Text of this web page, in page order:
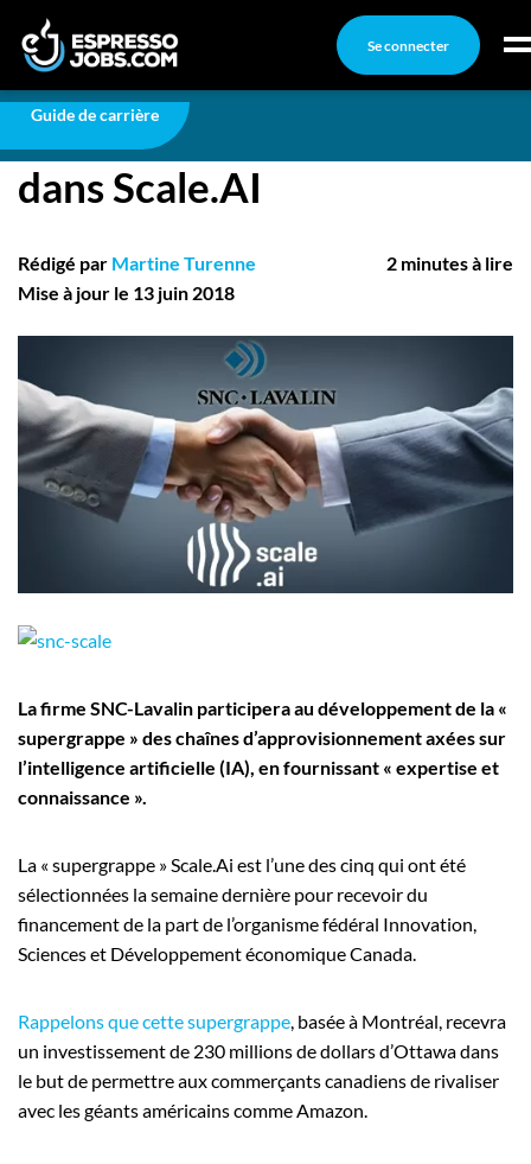
Se connecter
Connexion
Créez un compte
Recherchez un emploi
Compagnies
Ma boîte à outils
Conseils carrière
Nos chroniques
Inscrivez-vous à l'infolettre
Employeurs
Publiez une offre d'emploi
Guide de carrière
Carrière SNC-Lavalin s’implique dans Scale.AI
SNC-Lavalin s’implique
dans Scale.AI
Rédigé par Martine Turenne
Mise à jour le 13 juin 2018
2 minutes à lire
La firme SNC-Lavalin participera au développement de la «
supergrappe » des chaînes d’approvisionnement axées sur
l’intelligence artificielle (IA), en fournissant « expertise et
connaissance ».
La « supergrappe » Scale.Ai est l’une des cinq qui ont été
sélectionnées la semaine dernière pour recevoir du
financement de la part de l’organisme fédéral Innovation,
Sciences et Développement économique Canada.
Rappelons que cette supergrappe, basée à Montréal, recevra
un investissement de 230 millions de dollars d’Ottawa dans
le but de permettre aux commerçants canadiens de rivaliser
avec les géants américains comme Amazon.